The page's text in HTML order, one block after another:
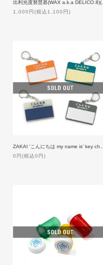
1,000円(税込1,100円)
0円(税込0円)